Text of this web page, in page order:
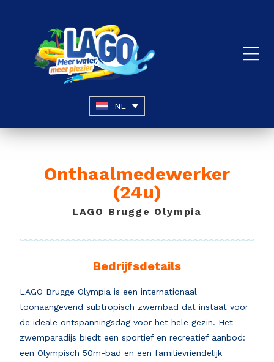
NL
Onthaalmedewerker
(24u)
LAGO Brugge Olympia
Bedrijfsdetails
LAGO Brugge Olympia is een internationaal
toonaangevend subtropisch zwembad dat instaat voor
de ideale ontspanningsdag voor het hele gezin. Het
zwemparadijs biedt een sportief en recreatief aanbod:
een Olympisch 50m-bad en een familievriendelijk